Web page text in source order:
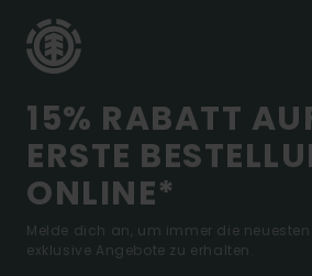
15% RABATT
ERSTE
ONLINE*
Melde dich an, um immer die neuesten
exklusive Angebote zu erhalten.